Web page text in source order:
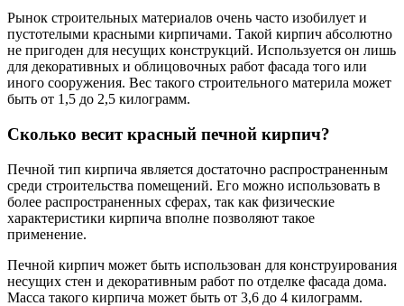
Рынок строительных материалов очень часто изобилует и
пустотелыми красными кирпичами. Такой кирпич абсолютно
не пригоден для несущих конструкций. Используется он лишь
для декоративных и облицовочных работ фасада того или
иного сооружения. Вес такого строительного материла может
быть от 1,5 до 2,5 килограмм.
Сколько весит красный печной кирпич?
Печной тип кирпича является достаточно распространенным
среди строительства помещений. Его можно использовать в
более распространенных сферах, так как физические
характеристики кирпича вполне позволяют такое
применение.
Печной кирпич может быть использован для конструирования
несущих стен и декоративным работ по отделке фасада дома.
Масса такого кирпича может быть от 3,6 до 4 килограмм.